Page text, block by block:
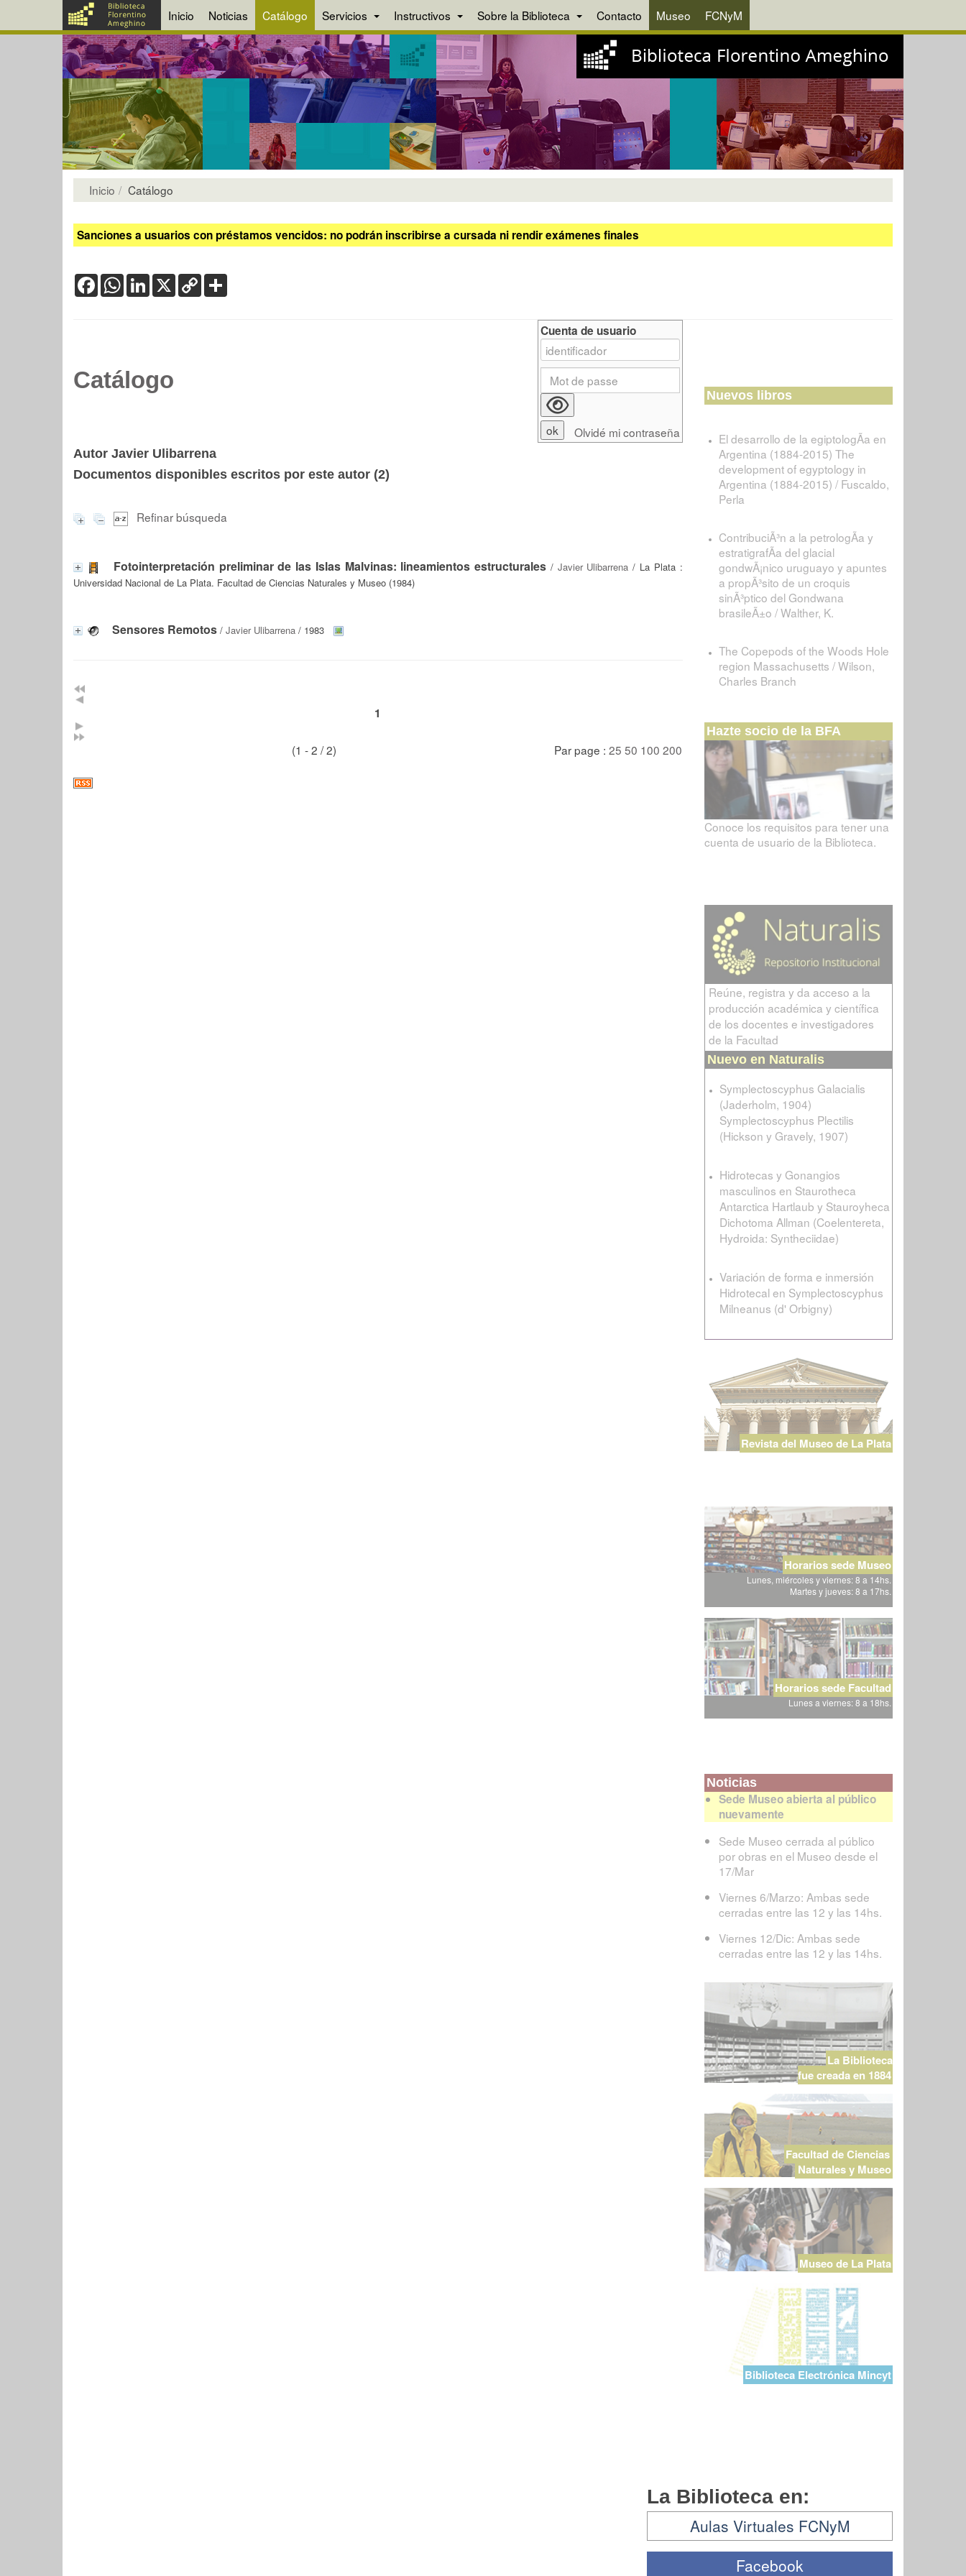
Inicio Noticias Catálogo Servicios Instructivos Sobre la Biblioteca Contacto Museo FCNyM
Inicio Catálogo
Sanciones a usuarios con préstamos vencidos: no podrán inscribirse a cursada ni rendir exámenes finales
FacebookWhatsApp
LinkedIn
X Copy
Link
Catálogo
Autor Javier Ulibarrena
Documentos disponibles escritos por este autor (2)
Refinar búsqueda
Fotointerpretación preliminar de las Islas Malvinas: lineamientos estructurales / Javier Ulibarrena / La Plata :
Universidad Nacional de La Plata. Facultad de Ciencias Naturales y Museo (1984)
Sensores Remotos / Javier Ulibarrena / 1983
1
(1 - 2 / 2) Par page : 25 50 100 200
Cuenta de usuario
Olvidé mi contraseña
Nuevos libros
El desarrollo de la egiptologÃ­a en
Argentina (1884-2015) The
development of egyptology in
Argentina (1884-2015) / Fuscaldo,
Perla
ContribuciÃ³n a la petrologÃ­a y
estratigrafÃ­a del glacial
gondwÃ¡nico uruguayo y apuntes
a propÃ³sito de un croquis
sinÃ³ptico del Gondwana
brasileÃ±o / Walther, K.
The Copepods of the Woods Hole
region Massachusetts / Wilson,
Charles Branch
Hazte socio de la BFA
Conoce los requisitos para tener una
cuenta de usuario de la Biblioteca.
Reúne, registra y da acceso a la
producción académica y científica
de los docentes e investigadores
de la Facultad
Nuevo en Naturalis
Symplectoscyphus Galacialis
(Jaderholm, 1904)
Symplectoscyphus Plectilis
(Hickson y Gravely, 1907)
Hidrotecas y Gonangios
masculinos en Staurotheca
Antarctica Hartlaub y Stauroyheca
Dichotoma Allman (Coelentereta,
Hydroida: Syntheciidae)
Variación de forma e inmersión
Hidrotecal en Symplectoscyphus
Milneanus (d' Orbigny)
Revista del Museo de La Plata
Horarios sede Museo
Lunes, miércoles y viernes: 8 a 14hs.
Martes y jueves: 8 a 17hs.
Horarios sede Facultad
Lunes a viernes: 8 a 18hs.
Noticias
Sede Museo abierta al público
nuevamente
Sede Museo cerrada al público
por obras en el Museo desde el
17/Mar
Viernes 6/Marzo: Ambas sede
cerradas entre las 12 y las 14hs.
Viernes 12/Dic: Ambas sede
cerradas entre las 12 y las 14hs.
La Biblioteca
fue creada en 1884
Facultad de Ciencias
Naturales y Museo
Museo de La Plata
Biblioteca Electrónica Mincyt
La Biblioteca en:
Aulas Virtuales FCNyM
Facebook